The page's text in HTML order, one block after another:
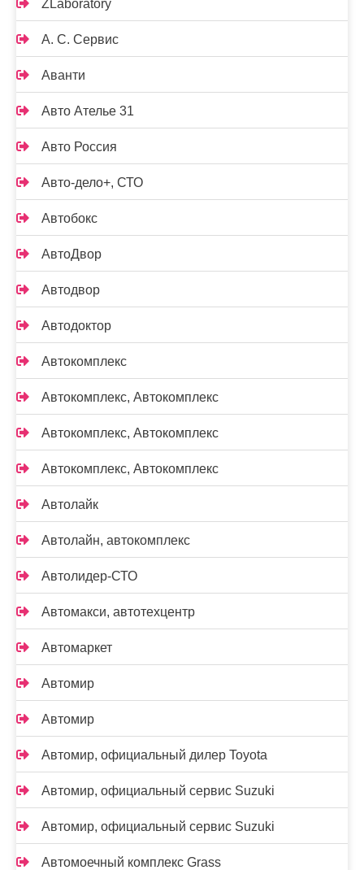
ZLaboratory
А. С. Сервис
Аванти
Авто Ателье 31
Авто Россия
Авто-дело+, СТО
Автобокс
АвтоДвор
Автодвор
Автодоктор
Автокомплекс
Автокомплекс, Автокомплекс
Автокомплекс, Автокомплекс
Автокомплекс, Автокомплекс
Автолайк
Автолайн, автокомплекс
Автолидер-СТО
Автомакси, автотехцентр
Автомаркет
Автомир
Автомир
Автомир, официальный дилер Toyota
Автомир, официальный сервис Suzuki
Автомир, официальный сервис Suzuki
Автомоечный комплекс Grass